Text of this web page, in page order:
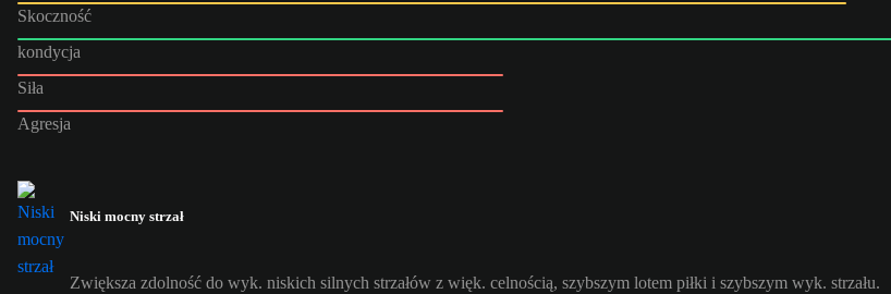
Skoczność
kondycja
Siła
Agresja
Niski mocny strzał
Zwiększa zdolność do wyk. niskich silnych strzałów z więk. celnością, szybszym lotem piłki i szybszym wyk. strzału.